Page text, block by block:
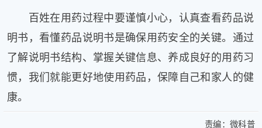
百姓在用药过程中要谨慎小心，认真查看药品说
明书，看懂药品说明书是确保用药安全的关键。通过
了解说明书结构、掌握关键信息、养成良好的用药习
惯，我们就能更好地使用药品，保障自己和家人的健
康。
责编： 微科普